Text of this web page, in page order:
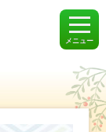
メニュー